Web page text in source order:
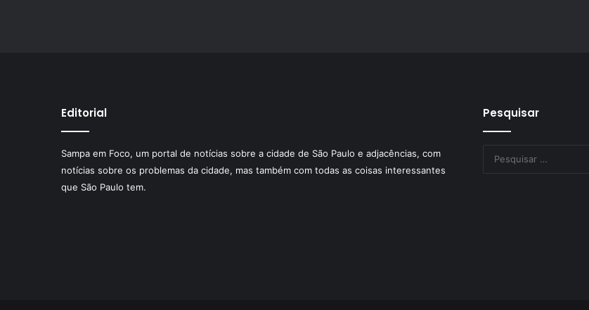
Editorial
Sampa em Foco, um portal de notícias sobre a cidade de São Paulo e adjacências, com
notícias sobre os problemas da cidade, mas também com todas as coisas interessantes
que São Paulo tem.
Pesquisar